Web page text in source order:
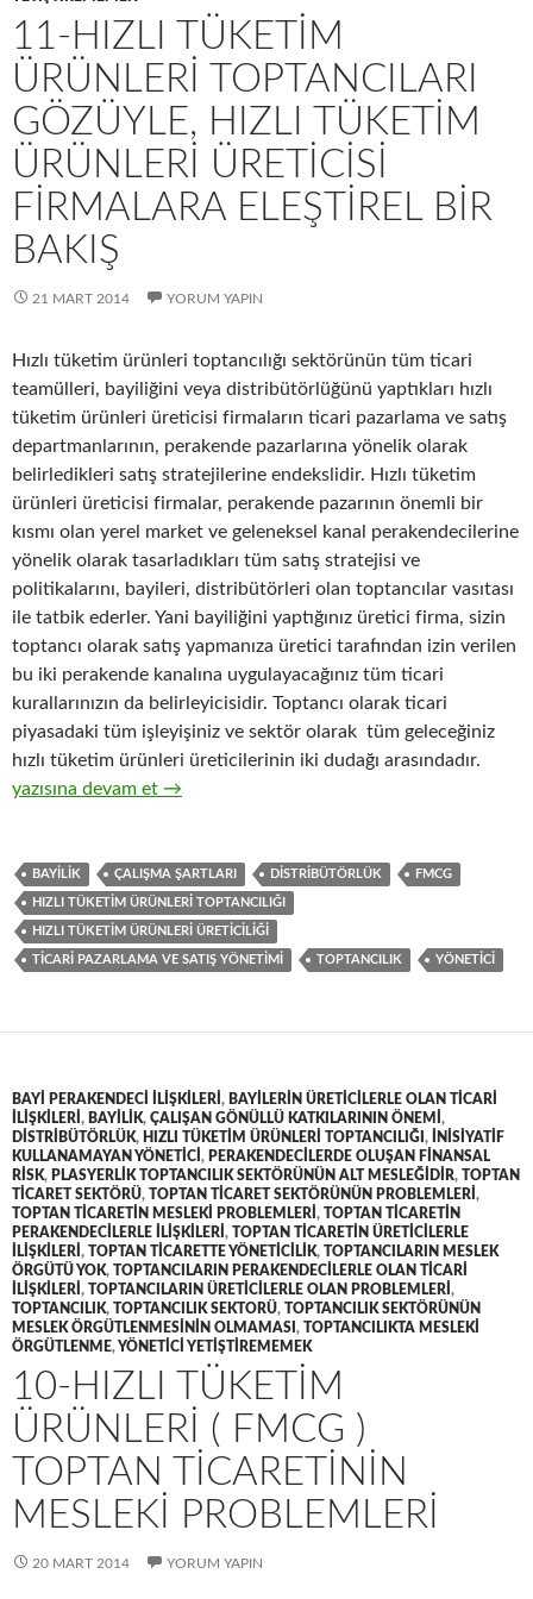
11-HIZLI TÜKETIM
ÜRÜNLERI TOPTANCILARI
GÖZÜYLE, HIZLI TÜKETIM
ÜRÜNLERI ÜRETICISI
FIRMALARA ELEŞTIREL BIR
BAKIŞ
21 MART 2014 YORUM YAPIN
Hızlı tüketim ürünleri toptancılığı sektörünün tüm ticari
teamülleri, bayiliğini veya distribütörlüğünü yaptıkları hızlı
tüketim ürünleri üreticisi firmaların ticari pazarlama ve satış
departmanlarının, perakende pazarlarına yönelik olarak
belirledikleri satış stratejilerine endekslidir. Hızlı tüketim
ürünleri üreticisi firmalar, perakende pazarının önemli bir
kısmı olan yerel market ve geleneksel kanal perakendecilerine
yönelik olarak tasarladıkları tüm satış stratejisi ve
politikalarını, bayileri, distribütörleri olan toptancılar vasıtası
ile tatbik ederler. Yani bayiliğini yaptığınız üretici firma, sizin
toptancı olarak satış yapmanıza üretici tarafından izin verilen
bu iki perakende kanalına uygulayacağınız tüm ticari
kurallarınızın da belirleyicisidir. Toptancı olarak ticari
piyasadaki tüm işleyişiniz ve sektör olarak tüm geleceğiniz
hızlı tüketim ürünleri üreticilerinin iki dudağı arasındadır.
11-Hızlı tüketim ürünleri toptancıları gözüyle, hızlı tüketim
yazısına devam et →
BAYILIK ÇALIŞMA ŞARTLARI DISTRIBÜTÖRLÜK FMCG
HIZLI TÜKETIM ÜRÜNLERI TOPTANCILIĞI
HIZLI TÜKETIM ÜRÜNLERI ÜRETICILIĞI
TICARI PAZARLAMA VE SATIŞ YÖNETIMI TOPTANCILIK YÖNETICI
BAYI PERAKENDECI ILIŞKILERI , BAYILERIN ÜRETICILERLE OLAN TICARI
ILIŞKILERI , BAYILIK, ÇALIŞAN GÖNÜLLÜ KATKILARININ ÖNEMI ,
DISTRIBÜTÖRLÜK, HIZLI TÜKETIM ÜRÜNLERI TOPTANCILIĞI ,
INISIYATIF
KULLANAMAYAN YÖNETICI , PERAKENDECILERDE OLUŞAN FINANSAL
RISK, PLASYERLIK TOPTANCILIK SEKTÖRÜNÜN ALT MESLEĞIDIR, TOPTAN
TICARET SEKTÖRÜ, TOPTAN TICARET SEKTÖRÜNÜN PROBLEMLERI ,
TOPTAN TICARETIN MESLEKI PROBLEMLERI , TOPTAN TICARETIN
PERAKENDECILERLE ILIŞKILERI , TOPTAN TICARETIN ÜRETICILERLE
ILIŞKILERI , TOPTAN TICARETTE YÖNETICILIK, TOPTANCILARIN MESLEK
ÖRGÜTÜ YOK, TOPTANCILARIN PERAKENDECILERLE OLAN TICARI
ILIŞKILERI , TOPTANCILARIN ÜRETICILERLE OLAN PROBLEMLERI ,
TOPTANCILIK, TOPTANCILIK SEKTORÜ, TOPTANCILIK SEKTÖRÜNÜN
MESLEK ÖRGÜTLENMESININ OLMAMASI , TOPTANCILIKTA MESLEKI
ÖRGÜTLENME,YÖNETICI YETIŞTIREMEMEK
10-HIZLI TÜKETIM
ÜRÜNLERI ( FMCG )
TOPTAN TICARETININ
MESLEKI PROBLEMLERI
20 MART 2014 YORUM YAPIN